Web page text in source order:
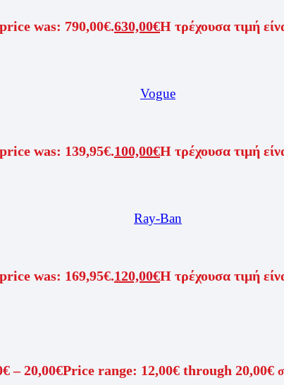
was: 790,00€.630,00€Η τρέχουσα τιμή
Vogue
was: 139,95€.100,00€Η τρέχουσα τιμή
Ray-Ban
was: 169,95€.120,00€Η τρέχουσα τιμή
€ – 20,00€Price range: 12,00€ through 20,00€